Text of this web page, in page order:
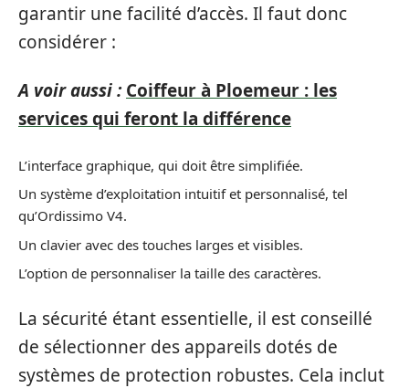
garantir une facilité d’accès. Il faut donc
considérer :
A voir aussi : Coiffeur à Ploemeur : les
services qui feront la différence
L’interface graphique, qui doit être simplifiée.
Un système d’exploitation intuitif et personnalisé, tel
qu’Ordissimo V4.
Un clavier avec des touches larges et visibles.
L’option de personnaliser la taille des caractères.
La sécurité étant essentielle, il est conseillé
de sélectionner des appareils dotés de
systèmes de protection robustes. Cela inclut